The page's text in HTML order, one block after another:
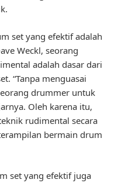
set yang efektif adalah
Weckl, seorang
adalah dasar dari
“Tanpa menguasai
drummer untuk
Oleh karena itu,
rudimental secara
bermain drum
set yang efektif juga